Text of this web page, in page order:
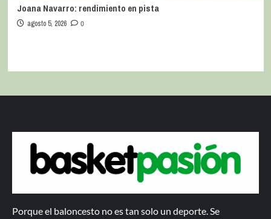
Joana Navarro: rendimiento en pista
agosto 5, 2026 0
Porque el baloncesto no es tan solo un deporte. Se